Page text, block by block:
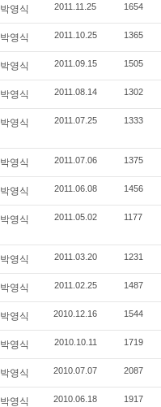
박영식 2011.11.25 1654
박영식 2011.10.25 1365
박영식 2011.09.15 1505
박영식 2011.08.14 1302
박영식 2011.07.25 1333
박영식 2011.07.06 1375
박영식 2011.06.08 1456
박영식 2011.05.02 1177
박영식 2011.03.20 1231
박영식 2011.02.25 1487
박영식 2010.12.16 1544
박영식 2010.10.11 1719
박영식 2010.07.07 2087
박영식 2010.06.18 1917